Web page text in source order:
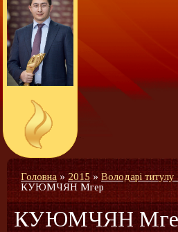
Головна »2015»Володарі
КУЮМЧЯН Мгер
КУЮМЧЯН